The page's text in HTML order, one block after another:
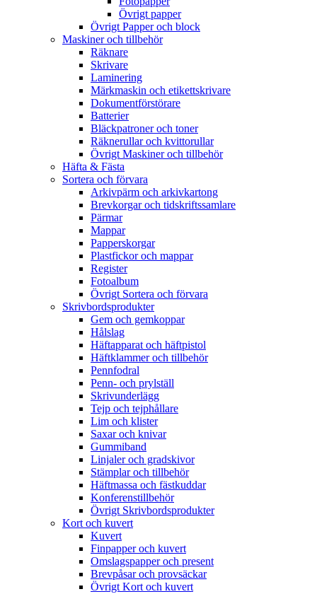
Övrigt papper
Övrigt Papper och block
Maskiner och tillbehör
Räknare
Skrivare
Laminering
Märkmaskin och etikettskrivare
Dokumentförstörare
Batterier
Bläckpatroner och toner
Räknerullar och kvittorullar
Övrigt Maskiner och tillbehör
Häfta & Fästa
Sortera och förvara
Arkivpärm och arkivkartong
Brevkorgar och tidskriftssamlare
Pärmar
Mappar
Papperskorgar
Plastfickor och mappar
Register
Fotoalbum
Övrigt Sortera och förvara
Skrivbordsprodukter
Gem och gemkoppar
Hålslag
Häftapparat och häftpistol
Häftklammer och tillbehör
Pennfodral
Penn- och prylställ
Skrivunderlägg
Tejp och tejphållare
Lim och klister
Saxar och knivar
Gummiband
Linjaler och gradskivor
Stämplar och tillbehör
Häftmassa och fästkuddar
Konferenstillbehör
Övrigt Skrivbordsprodukter
Kort och kuvert
Kuvert
Finpapper och kuvert
Omslagspapper och present
Brevpåsar och provsäckar
Övrigt Kort och kuvert